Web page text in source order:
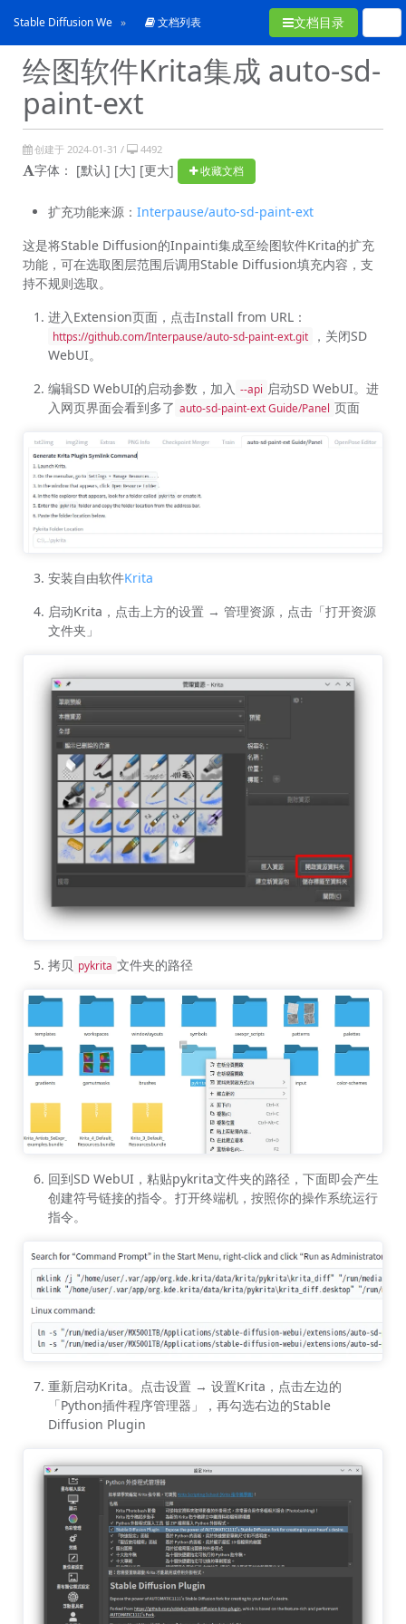
Stable Diffusion WebUI使用手冊文档列表 文档目录
绘图软件Krita集成 auto-sd-
paint-ext
创建于 2024-01-31 / 4492
字体： [默认] [大] [更大] 收藏文档
扩充功能来源： Interpause/auto-sd-paint-ext
这是将Stable Diffusion的Inpainti集成至绘图软件Krita的扩充
功能，可在选取图层范围后调用Stable Diffusion填充内容，支
持不规则选取。
进入Extension页面，点击Install from URL：
https://github.com/Interpause/auto-sd-paint-ext.git
，关闭SD
WebUI。
编辑SD WebUI的启动参数，加入 --api 启动SD WebUI。进
入网页界面会看到多了 auto-sd-paint-ext Guide/Panel 页面
安装自由软件Krita
启动Krita，点击上方的设置 → 管理资源，点击「打开资源
文件夹」
拷贝 pykrita 文件夹的路径
回到SD WebUI，粘贴pykrita文件夹的路径，下面即会产生
创建符号链接的指令。打开终端机，按照你的操作系统运行
指令。
重新启动Krita。点击设置 → 设置Krita，点击左边的
「Python插件程序管理器」，再勾选右边的Stable
Diffusion Plugin